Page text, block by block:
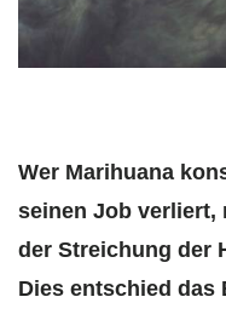
Wer Marihuana
seinen Job
der Streichung der
Dies entschied das